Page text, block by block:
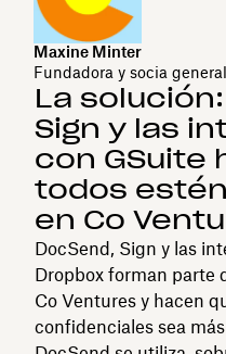
Maxine Minter
Fundadora y socia
La
Sign y las
con GSuite
todos
en Co
DocSend, Sign y las
Dropbox forman parte
Co Ventures y hacen
confidenciales sea